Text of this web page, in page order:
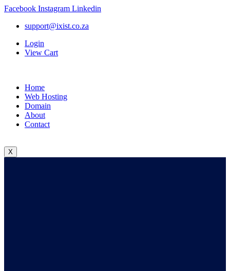
Facebook Instagram Linkedin
support@ixist.co.za
Login
View Cart
Home
Web Hosting
Domain
About
Contact
X